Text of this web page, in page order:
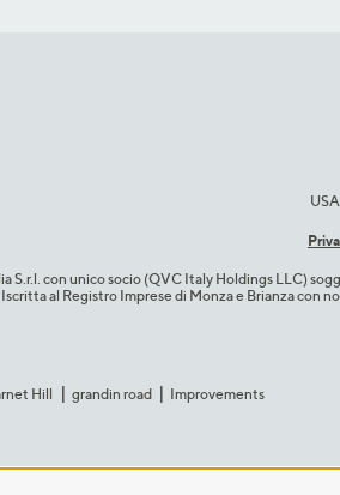
USA
S.r.l. con unico socio (QVC Italy Holdings LLC)
Iscritta al Registro Imprese di Monza e Brianza
Hill grandin road Improvements